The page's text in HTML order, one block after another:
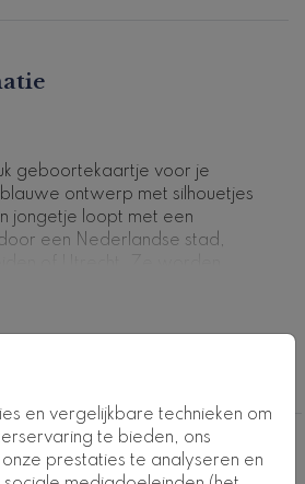
en vergelijkbare technieken om
te bieden, ons
prestaties te analyseren en
geboortekaartje voor je
ontwerp met silhouetjes
jongetje loopt met een
een Nederlandse stad,
goudfolie vlindertjes. Ook de
in onze ontwerptool.
j
vind je misschien ook